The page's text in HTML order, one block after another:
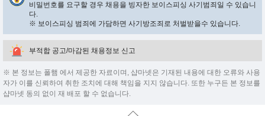
비밀번호를 요구할 경우 채용을 빙자한 보이스피싱 사기범죄일 수 있습니
다.
※ 보이스피싱 범죄에 가담하면 사기방조죄로 처벌받을수 있습니다.
부적합 공고/마감된 채용정보 신고
※ 본 정보는 폴햄 에서 제공한 자료이며, 샵마넷은 기재된 내용에 대한 오류와 사용
자가 이를 신뢰하여 취한 조치에 대해 책임을 지지 않습니다. 또한 누구든 본 정보를
샵마넷 동의 없이 재 배포 할 수 없습니다.